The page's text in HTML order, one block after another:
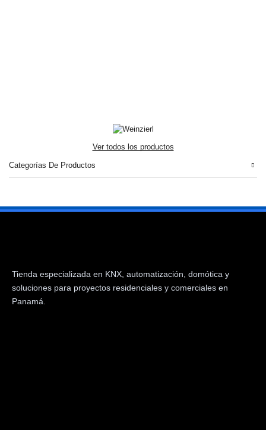
Ver todos los productos
Categorías De Productos
Tienda especializada en KNX, automatización, domótica y
soluciones para proyectos residenciales y comerciales en
Panamá.